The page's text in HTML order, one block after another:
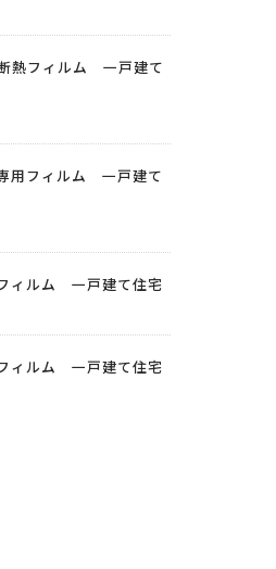
熱フィルム 一戸建て
用フィルム 一戸建て
ィルム 一戸建て住宅
ィルム 一戸建て住宅